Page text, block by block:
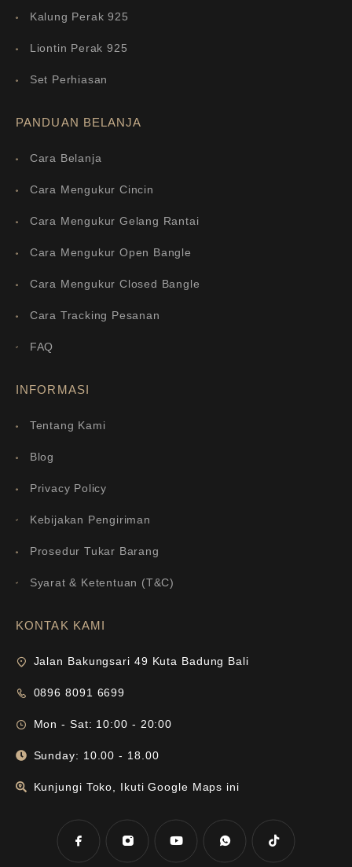
Kalung Perak 925
Liontin Perak 925
Set Perhiasan
PANDUAN BELANJA
Cara Belanja
Cara Mengukur Cincin
Cara Mengukur Gelang Rantai
Cara Mengukur Open Bangle
Cara Mengukur Closed Bangle
Cara Tracking Pesanan
FAQ
INFORMASI
Tentang Kami
Blog
Privacy Policy
Kebijakan Pengiriman
Prosedur Tukar Barang
Syarat & Ketentuan (T&C)
KONTAK KAMI
Jalan Bakungsari 49 Kuta Badung Bali
0896 8091 6699
Mon - Sat: 10:00 - 20:00
Sunday: 10.00 - 18.00
Kunjungi Toko, Ikuti Google Maps ini